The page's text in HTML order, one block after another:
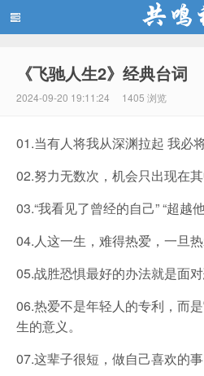
共鸣社
《飞驰人生2》经典台词
2024-09-20 19:11:24 1405 浏览
01.当有人将我从深渊拉起 我必
02.努力无数次，机会只出现在
03.“我看见了曾经的自己” “超越
04.人这一生，难得热爱，一旦热
05.战胜恐惧最好的办法就是面
06.热爱不是年轻人的专利，而
生的意义。
07.这辈子很短，做自己喜欢的事